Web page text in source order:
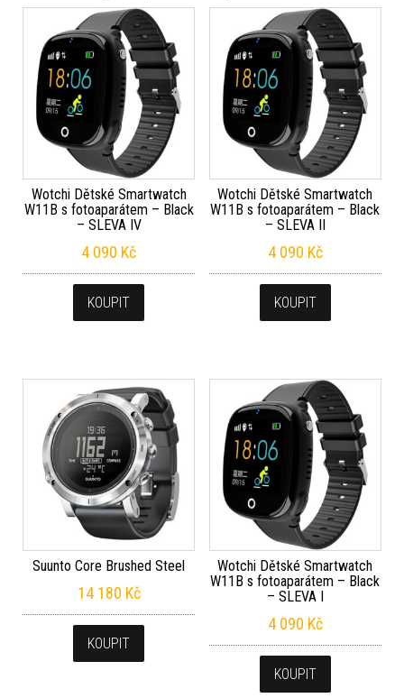
Wotchi Dětské Smartwatch
W11B s fotoaparátem – Black
– SLEVA IV
4 090 Kč
KOUPIT
Wotchi Dětské Smartwatch
W11B s fotoaparátem – Black
– SLEVA II
4 090 Kč
KOUPIT
Suunto Core Brushed Steel
14 180 Kč
KOUPIT
Wotchi Dětské Smartwatch
W11B s fotoaparátem – Black
– SLEVA I
4 090 Kč
KOUPIT